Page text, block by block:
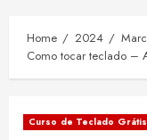
Home 2024
Como tocar teclado –
Curso de Teclado Grátis